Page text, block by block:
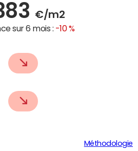
€/m2
sur 6 mois : -10 %
Méthodologie